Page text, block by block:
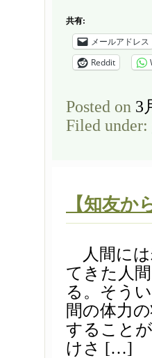
共有:
メールアドレス
Reddit
Posted on 3
Filed under:
【知友
人間には
てきた人
る。そう
間の体力
すること
けさ […]